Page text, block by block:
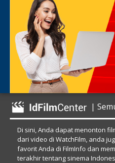
|
Di sini, Anda dapat menonton
dari video di WatchFilm, anda
favorit Anda di FilmInfo dan
terakhir tentang sinema